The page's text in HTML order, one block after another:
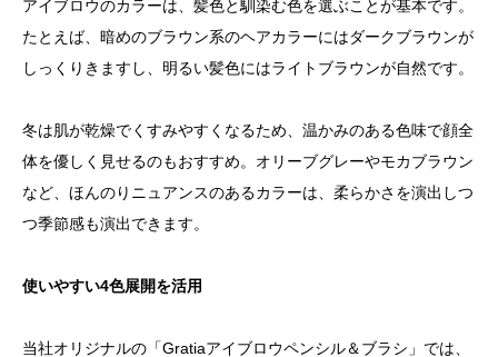
アイブロウのカラーは、髪色と馴染む色を選ぶことが基本です。
たとえば、暗めのブラウン系のヘアカラーにはダークブラウンが
しっくりきますし、明るい髪色にはライトブラウンが自然です。
冬は肌が乾燥でくすみやすくなるため、温かみのある色味で顔全
体を優しく見せるのもおすすめ。オリーブグレーやモカブラウン
など、ほんのりニュアンスのあるカラーは、柔らかさを演出しつ
つ季節感も演出できます。
使いやすい4色展開を活用
当社オリジナルの「Gratiaアイブロウペンシル＆ブラシ」では、